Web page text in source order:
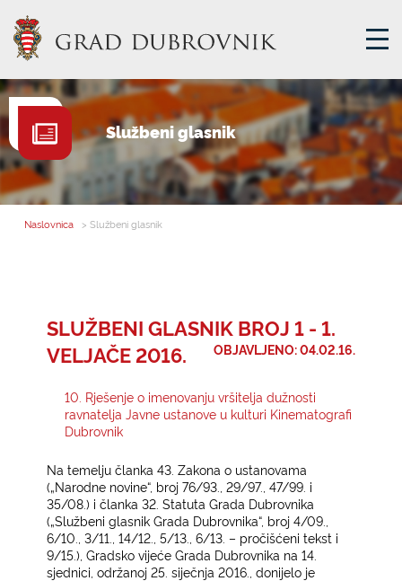
GRADSKA UPRAVA
GRADONAČELNIK
MJESNA SAMOUPRAVA
E-USLUGE
Službeni glasnik
Naslovnica > Službeni glasnik
SLUŽBENI GLASNIK BROJ 1 - 1.
VELJAČE 2016.
OBJAVLJENO: 04.02.16.
10. Rješenje o imenovanju vršitelja dužnosti
ravnatelja Javne ustanove u kulturi Kinematografi
Dubrovnik
Na temelju članka 43. Zakona o ustanovama
(„Narodne novine“, broj 76/93., 29/97., 47/99. i
35/08.) i članka 32. Statuta Grada Dubrovnika
(„Službeni glasnik Grada Dubrovnika“, broj4/09.,
6/10., 3/11., 14/12., 5/13., 6/13. – pročišćeni tekst i
9/15.), Gradsko vijeće Grada Dubrovnika na 14.
sjednici, održanoj 25. siječnja 2016. , donijelo je